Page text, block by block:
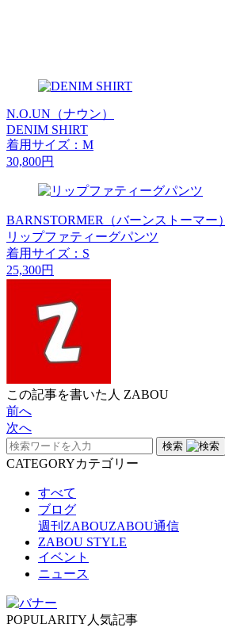
N.O.UN（ナウン）
DENIM SHIRT
着用サイズ：M
30,800円
BARNSTORMER（バーンストーマー）
リップファティーグパンツ
着用サイズ：S
25,300円
この記事を書いた人 ZABOU
前へ
次へ
検索
CATEGORYカテゴリー
すべて
ブログ
週刊ZABOUZABOU通信
ZABOU STYLE
イベント
ニュース
POPULARITY 人気記事